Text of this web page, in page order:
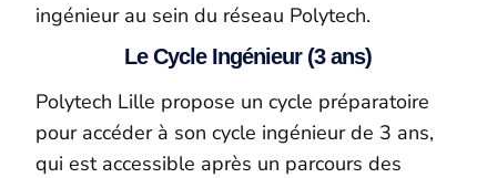
ingénieur au sein du réseau Polytech.
Le Cycle Ingénieur (3 ans)
Polytech Lille propose un cycle préparatoire
pour accéder à son cycle ingénieur de 3 ans,
qui est accessible après un parcours des